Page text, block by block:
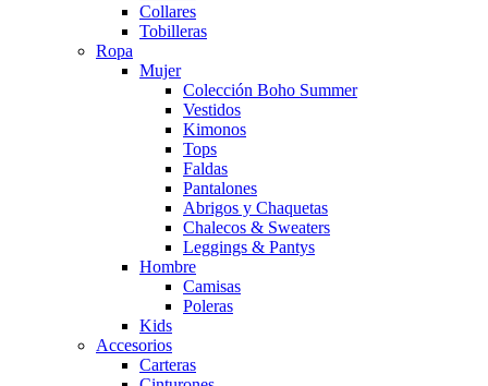
Collares
Tobilleras
Ropa
Mujer
Colección Boho Summer
Vestidos
Kimonos
Tops
Faldas
Pantalones
Abrigos y Chaquetas
Chalecos & Sweaters
Leggings & Pantys
Hombre
Camisas
Poleras
Kids
Accesorios
Carteras